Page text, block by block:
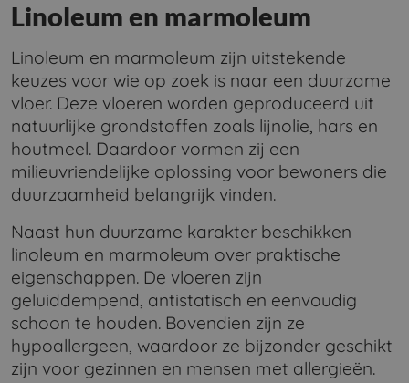
Linoleum en marmoleum
Linoleum en marmoleum zijn uitstekende
keuzes voor wie op zoek is naar een duurzame
vloer. Deze vloeren worden geproduceerd uit
natuurlijke grondstoffen zoals lijnolie, hars en
houtmeel. Daardoor vormen zij een
milieuvriendelijke oplossing voor bewoners die
duurzaamheid belangrijk vinden.
Naast hun duurzame karakter beschikken
linoleum en marmoleum over praktische
eigenschappen. De vloeren zijn
geluiddempend, antistatisch en eenvoudig
schoon te houden. Bovendien zijn ze
hypoallergeen, waardoor ze bijzonder geschikt
zijn voor gezinnen en mensen met allergieën.